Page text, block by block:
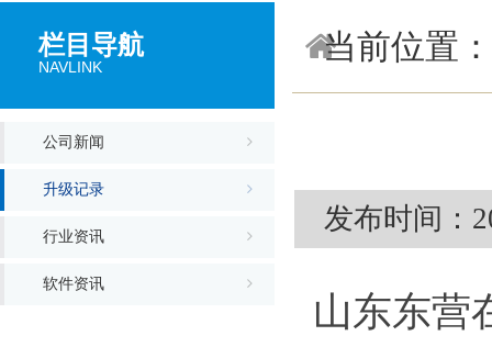
栏目导航
NAVLINK
公司新闻
升级记录
行业资讯
软件资讯
当前位置：
发布时间：
山东东营